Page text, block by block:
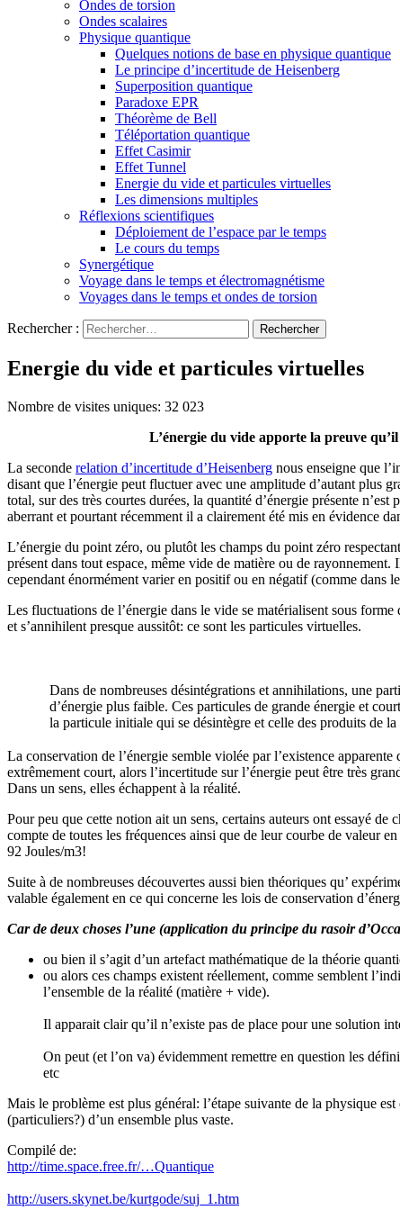
Ondes de torsion
Ondes scalaires
Physique quantique
Quelques notions de base en physique quantique
Le principe d’incertitude de Heisenberg
Superposition quantique
Paradoxe EPR
Théorème de Bell
Téléportation quantique
Effet Casimir
Effet Tunnel
Energie du vide et particules virtuelles
Les dimensions multiples
Réflexions scientifiques
Déploiement de l’espace par le temps
Le cours du temps
Synergétique
Voyage dans le temps et électromagnétisme
Voyages dans le temps et ondes de torsion
Rechercher :
Energie du vide et particules virtuelles
Nombre de visites uniques: 32 023
L’énergie du vide apporte la preuve
La seconde relation d’incertitude d’Heisenberg nous enseigne que
disant que l’énergie peut fluctuer avec une amplitude d’autant plus
total, sur des très courtes durées, la quantité d’énergie présente
aberrant et pourtant récemment il a clairement été mis en évidence
L’énergie du point zéro, ou plutôt les champs du point zéro
présent dans tout espace, même vide de matière ou de
cependant énormément varier en positif ou en négatif (comme dans
Les fluctuations de l’énergie dans le vide se matérialisent sous
et s’annihilent presque aussitôt: ce sont les particules virtuelles.
Dans de nombreuses désintégrations et annihilations, une
d’énergie plus faible. Ces particules de grande énergie et
la particule initiale qui se désintègre et celle des produits de
La conservation de l’énergie semble violée par l’existence
extrêmement court, alors l’incertitude sur l’énergie peut être très
Dans un sens, elles échappent à la réalité.
Pour peu que cette notion ait un sens, certains auteurs ont essayé
compte de toutes les fréquences ainsi que de leur courbe de valeur
92 Joules/m3!
Suite à de nombreuses découvertes aussi bien théoriques qu’
valable également en ce qui concerne les lois de conservation
Car de deux choses l’une (application du principe du rasoir
ou bien il s’agit d’un artefact mathématique de la théorie
ou alors ces champs existent réellement, comme semblent
l’ensemble de la réalité (matière + vide).
Il apparait clair qu’il n’existe pas de place pour une solution
On peut (et l’on va) évidemment remettre en question les
etc
Mais le problème est plus général: l’étape suivante de la physique
(particuliers?) d’un ensemble plus vaste.
Compilé de:
http://time.space.free.fr/…Quantique
http://users.skynet.be/kurtgode/suj_1.htm